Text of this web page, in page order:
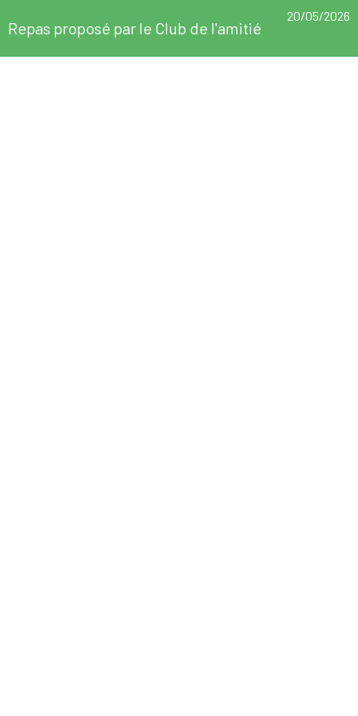
Repas proposé par le Club de l'amitié
20/05/2026